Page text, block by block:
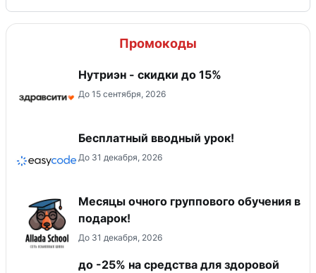
Промокоды
Нутриэн - скидки до 15%
До 15 сентября, 2026
Бесплатный вводный урок!
До 31 декабря, 2026
Месяцы очного группового обучения в
подарок!
До 31 декабря, 2026
до -25% на средства для здоровой